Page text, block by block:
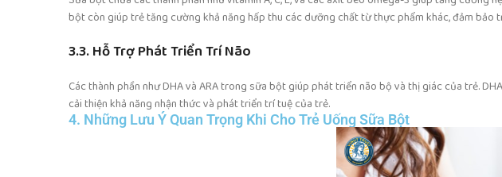
bột còn giúp trẻ tăng cường khả năng hấp thu các dưỡng chất từ thực phẩm khác, đảm bảo
3.3. Hỗ Trợ Phát Triển Trí Não
Các thành phần như DHA và ARA trong sữa bột giúp phát triển não bộ và thị giác của trẻ.
cải thiện khả năng nhận thức và phát triển trí tuệ của trẻ.
4. Những Lưu Ý Quan Trọng Khi Cho Trẻ Uống Sữa Bột